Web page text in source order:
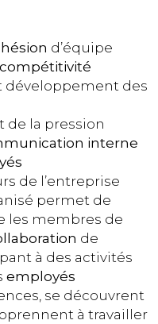
d’équipe
développement des
de la pression
interne
de l’entreprise
permet de
les membres de
de
à des activités
employés
se découvrent
à travailler